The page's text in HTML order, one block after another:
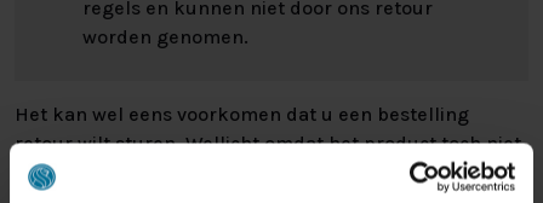
regels en kunnen niet door ons retour
worden genomen.
Het kan wel eens voorkomen dat u een bestelling
retour wilt sturen. Wellicht omdat het product toch niet
bevalt of misschien dat er een andere reden is waarom